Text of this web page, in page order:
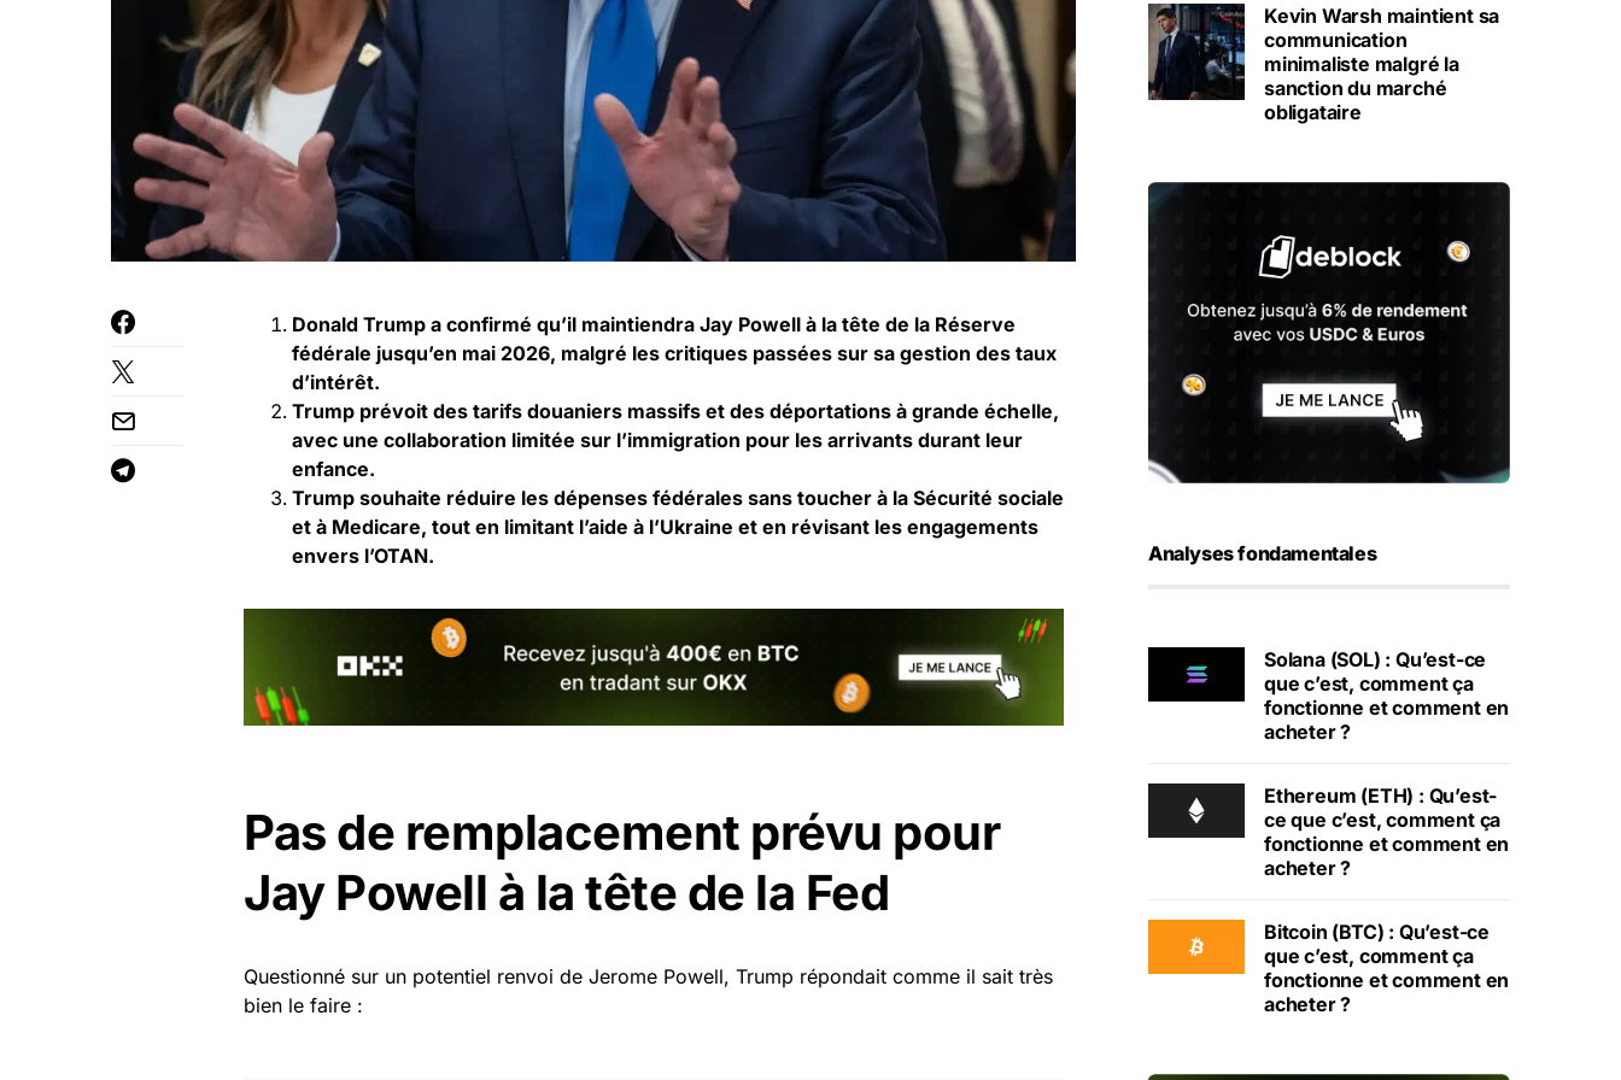
Donald Trump a confirmé qu’il maintiendra Jay Powell à la tête de la Réserve
fédérale jusqu’en mai 2026, malgré les critiques passées sur sa gestion des taux
d’intérêt.
Trump prévoit des tarifs douaniers massifs et des déportations à grande échelle,
avec une collaboration limitée sur l’immigration pour les arrivants durant leur
enfance.
Trump souhaite réduire les dépenses fédérales sans toucher à la Sécurité sociale
et à Medicare, tout en limitant l’aide à l’Ukraine et en révisant les engagements
envers l’OTAN.
Pas de remplacement prévu pour
Jay Powell à la tête de la Fed
Questionné sur un potentiel renvoi de Jerome Powell, Trump répondait comme il sait très
bien le faire :
Kevin Warsh maintient sa
communication
minimaliste malgré la
sanction du marché
obligataire
Analyses fondamentales
Solana (SOL) : Qu’est-ce
que c’est, comment ça
fonctionne et comment en
acheter ?
Ethereum (ETH) : Qu’est-
ce que c’est, comment ça
fonctionne et comment en
acheter ?
Bitcoin (BTC) : Qu’est-ce
que c’est, comment ça
fonctionne et comment en
acheter ?